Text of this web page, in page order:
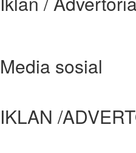
Media sosial
IKLAN /